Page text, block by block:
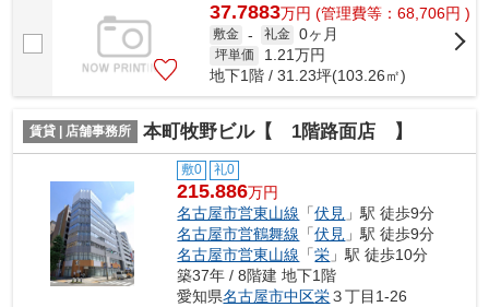
37.7883万円 (管理費等：68,706円 )
敷金 - 礼金 0ヶ月
坪単価 1.21万円
地下1階 / 31.23坪(103.26㎡)
賃貸 | 店舗事務所 本町牧野ビル【 1階路面店 】
敷0 礼0
215.886万円
名古屋市営東山線 「伏見 」駅 徒歩9分
名古屋市営鶴舞線 「伏見 」駅 徒歩9分
名古屋市営東山線 「栄 」駅 徒歩10分
築37年 / 8階建 地下1階
愛知県名古屋市中区栄３丁目1-26